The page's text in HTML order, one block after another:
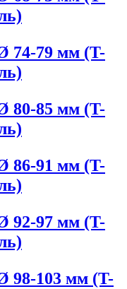
74-79 мм (T-
80-85 мм (T-
86-91 мм (T-
92-97 мм (T-
98-103 мм (T-